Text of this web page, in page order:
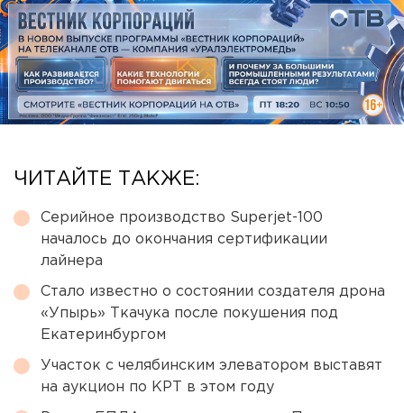
ЧИТАЙТЕ ТАКЖЕ:
Серийное производство Superjet-100
началось до окончания сертификации
лайнера
Стало известно о состоянии создателя дрона
«Упырь» Ткачука после покушения под
Екатеринбургом
Участок с челябинским элеватором выставят
на аукцион по КРТ в этом году